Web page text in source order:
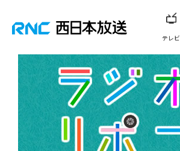
テレビ